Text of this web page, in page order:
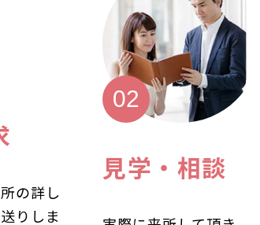
の詳し
りしま
見学・相談